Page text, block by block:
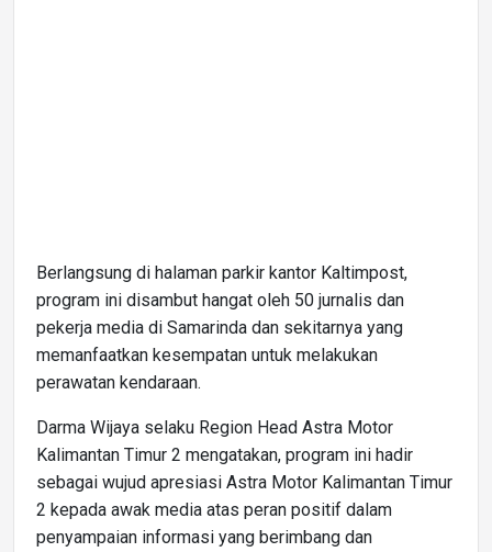
Berlangsung di halaman parkir kantor Kaltimpost,
program ini disambut hangat oleh 50 jurnalis dan
pekerja media di Samarinda dan sekitarnya yang
memanfaatkan kesempatan untuk melakukan
perawatan kendaraan.
Darma Wijaya selaku Region Head Astra Motor
Kalimantan Timur 2 mengatakan, program ini hadir
sebagai wujud apresiasi Astra Motor Kalimantan Timur
2 kepada awak media atas peran positif dalam
penyampaian informasi yang berimbang dan